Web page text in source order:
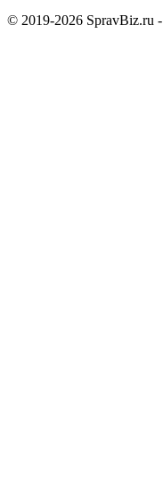
© 2019-2026 SpravBiz.ru -